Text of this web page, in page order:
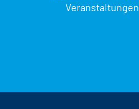
Veranstaltungen.